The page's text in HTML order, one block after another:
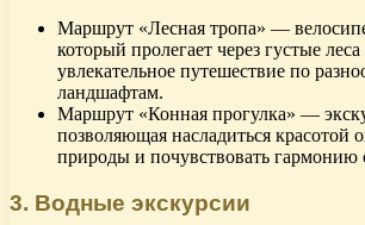
Маршрут «Лесная тропа» —
который пролегает через густые
увлекательное путешествие по
ландшафтам.
Маршрут «Конная прогулка» —
позволяющая насладиться красотой
природы и почувствовать гармонию
3. Водные экскурсии